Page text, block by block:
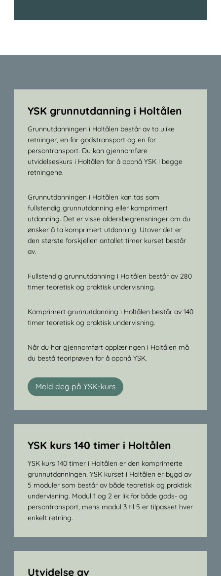
YSK grunnutdanning i Holtålen
Grunnutdanningen i Holtålen består av to ulike
retninger, en for godstransport og en for
persontransport. Du kan gjennomføre
utvidelseskurs i Holtålen for å oppnå YSK i begge
retningene.
Grunnutdanningen i Holtålen kan tas som
fullstendig grunnutdanning eller komprimert
utdanning. Det er visse aldersbegrensninger om du
ønsker å ta komprimert utdanning. Utover det er
den største forskjellen antallet timer kurset består
av.
Fullstendig grunnutdanning i Holtålen består av 280
timer teoretisk og praktisk undervisning.
Komprimert grunnutdanning i Holtålen består av 140
timer teoretisk og praktisk undervisning.
Når du har gjennomført opplæringen i Holtålen må
du bestå teoriprøven for å oppnå YSK.
Meld deg på YSK-kurs
YSK kurs 140 timer i Holtålen
YSK kurs 140 timer i Holtålen er den komprimerte
grunnutdanningen. YSK kurset i Holtålen er bygd av
5 moduler som består av både teoretisk og praktisk
undervisning. Modul 1 og 2 er lik for både gods- og
persontransport, mens modul 3 til 5 er tilpasset hver
enkelt retning.
Utvidelse av